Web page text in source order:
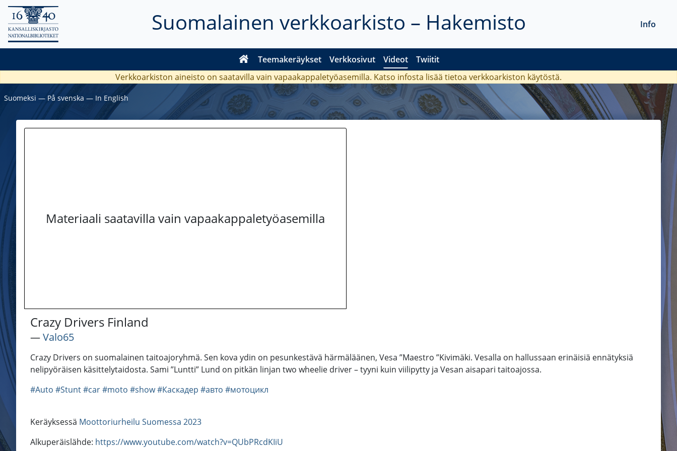
Suomalainen verkkoarkisto – Hakemisto
Teemakeräykset Verkkosivut Videot Twiitit
Info
Verkkoarkiston aineisto on saatavilla vain vapaakappaletyöasemilla. Katso infosta lisää tietoa verkkoarkiston käytöstä.
Suomeksi ― På svenska ― In English
Materiaali saatavilla vain vapaakappaletyöasemilla
Crazy Drivers Finland
―Valo65
Crazy Drivers on suomalainen taitoajoryhmä. Sen kova ydin on pesunkestävä härmäläänen, Vesa ”Maestro ”Kivimäki. Vesalla on hallussaan erinäisiä ennätyksiä
nelipyöräisen käsittelytaidosta. Sami ”Luntti” Lund on pitkän linjan two wheelie driver – tyyni kuin viilipytty ja Vesan aisapari taitoajossa.
#Auto #Stunt#car#moto #show#Каскадер #авто #мотоцикл
Keräyksessä Moottoriurheilu Suomessa 2023
Alkuperäislähde: https://www.youtube.com/watch?v=QUbPRcdKIiU